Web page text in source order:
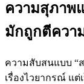
ความสุภาพ
มักถูกตีควา
ความสับสนแบบ “
เรื่องไวยากรณ์ แต่